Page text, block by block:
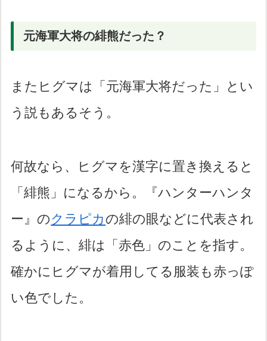
元海軍大将の緋熊だった？
またヒグマは「元海軍大将だった」とい
う説もあるそう。
何故なら、ヒグマを漢字に置き換えると
「緋熊」になるから。『ハンターハンタ
ー』のクラピカの緋の眼などに代表され
るように、緋は「赤色」のことを指す。
確かにヒグマが着用してる服装も赤っぽ
い色でした。